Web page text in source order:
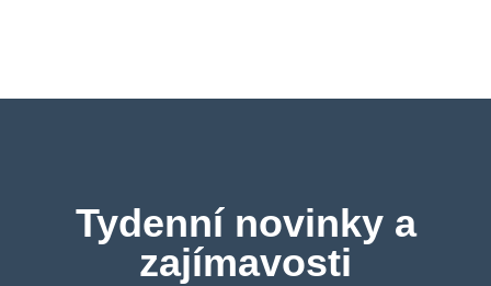
Tydenní novinky a
zajímavosti